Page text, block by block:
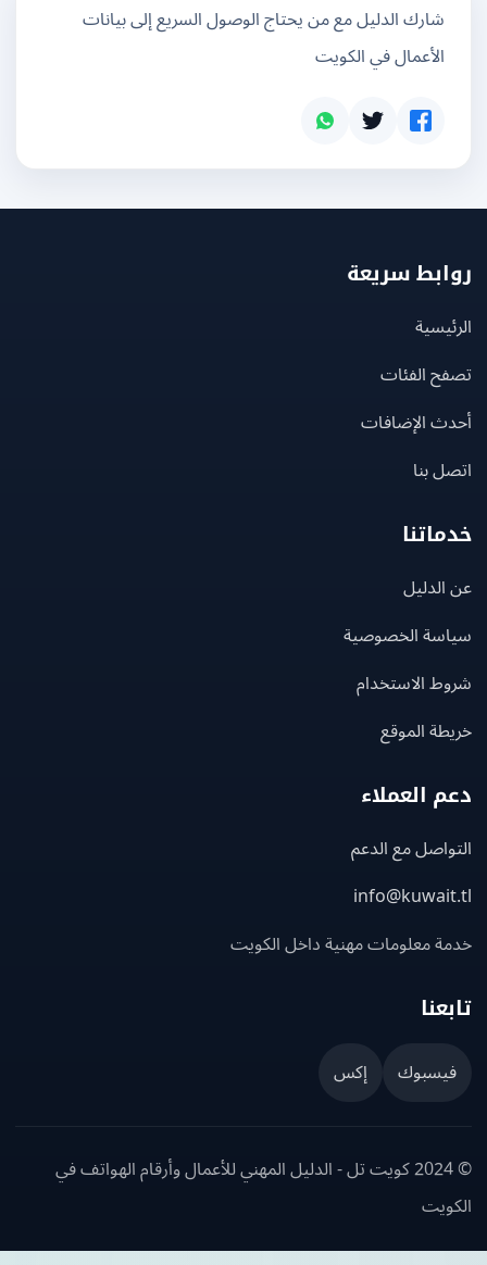
شارك الدليل مع من يحتاج الوصول السريع إلى بيانات
الأعمال في الكويت
سريعة
الفئات
الإضافات
بنا
الخصوصية
الاستخدام
الموقع
العملاء
مع الدعم
معلومات مهنية داخل الكويت
إكس
© 2024 كويت تل - الدليل المهني للأعمال وأرقام الهواتف في